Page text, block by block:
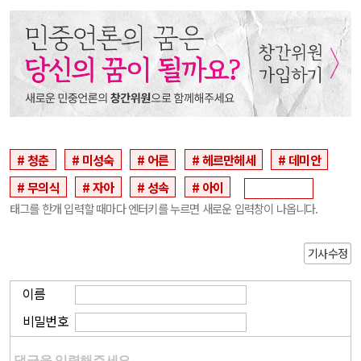
청춘 미성숙 어른 헤르만헤세
데미안
무의식
자아 성속 아이
태그를 한개 입력할 때마다 엔터키를 누르면 새로운 입력창이 나옵니다.
기사수정
이름
비밀번호